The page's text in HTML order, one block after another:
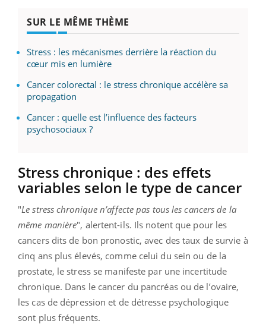
SUR LE MÊME THÈME
Stress : les mécanismes derrière la réaction du
cœur mis en lumière
Cancer colorectal : le stress chronique accélère sa
propagation
Cancer : quelle est l’influence des facteurs
psychosociaux ?
Stress chronique : des effets
variables selon le type de cancer
"Le stress chronique n’affecte pas tous les cancers de la
même manière", alertent-ils. Ils notent que pour les
cancers dits de bon pronostic, avec des taux de survie à
cinq ans plus élevés, comme celui du sein ou de la
prostate, le stress se manifeste par une incertitude
chronique. Dans le cancer du pancréas ou de l’ovaire,
les cas de dépression et de détresse psychologique
sont plus fréquents.